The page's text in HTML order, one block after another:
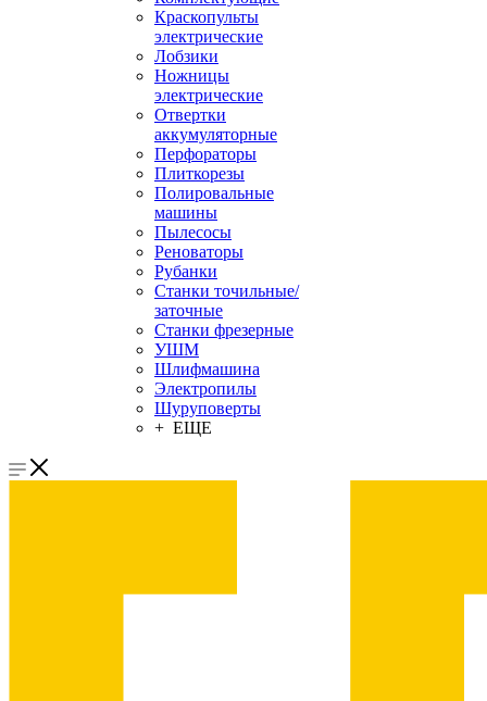
Краскопульты
электрические
Лобзики
Ножницы
электрические
Отвертки
аккумуляторные
Перфораторы
Плиткорезы
Полировальные
машины
Пылесосы
Реноваторы
Рубанки
Станки точильные/
заточные
Станки фрезерные
УШМ
Шлифмашина
Электропилы
Шуруповерты
+ ЕЩЕ